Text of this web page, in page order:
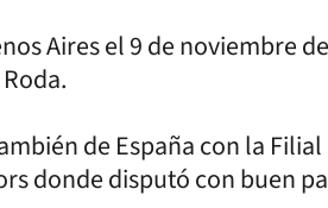
Aires el 9 de noviembre
de España con la
donde disputó con buen